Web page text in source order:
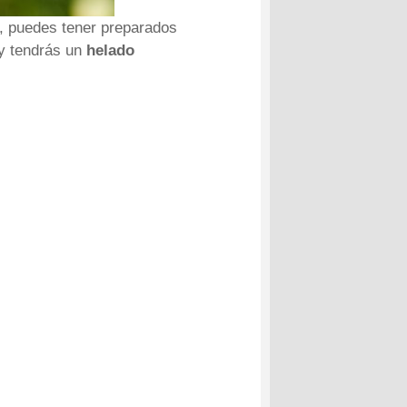
tener preparados
tendrás un helado